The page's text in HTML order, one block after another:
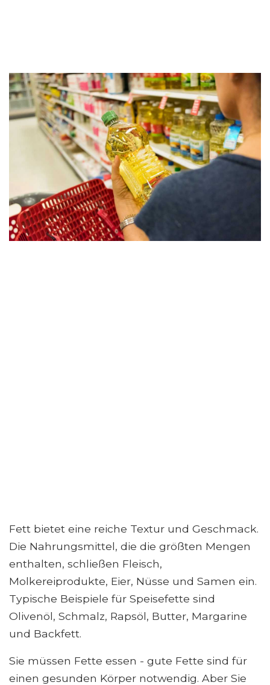
Fett bietet eine reiche Textur und Geschmack.
Die Nahrungsmittel, die die größten Mengen
enthalten, schließen Fleisch,
Molkereiprodukte, Eier, Nüsse und Samen ein.
Typische Beispiele für Speisefette sind
Olivenöl, Schmalz, Rapsöl, Butter, Margarine
und Backfett.
Sie müssen Fette essen - gute Fette sind für
einen gesunden Körper notwendig. Aber Sie